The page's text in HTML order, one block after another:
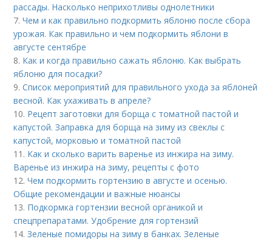
рассады. Насколько неприхотливы однолетники
7.Чем и как правильно подкормить яблоню после сбора
урожая. Как правильно и чем подкормить яблони в
августе сентябре
8. Как и когда правильно сажать яблоню. Как выбрать
яблоню для посадки?
9.Список мероприятий для правильного ухода за яблоней
весной. Как ухаживать в апреле?
10. Рецепт заготовки для борща с томатной пастой и
капустой. Заправка для борща на зиму из свеклы с
капустой, морковью и томатной пастой
11. Как и сколько варить варенье из инжира на зиму.
Варенье из инжира на зиму, рецепты с фото
12.Чем подкормить гортензию в августе и осенью.
Общие рекомендации и важные нюансы
13. Подкормка гортензии весной органикой и
спецпрепаратами. Удобрение для гортензий
14.Зеленые помидоры на зиму в банках. Зеленые